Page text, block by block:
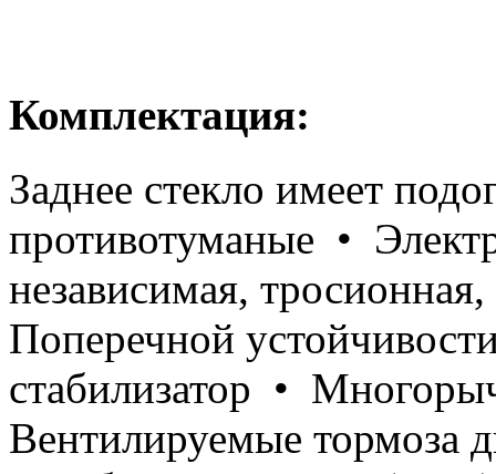
Комплектация:
Заднее стекло имеет
противотуманые •
независимая,
Поперечной
стабилизатор •
Вентилируемые тормоза